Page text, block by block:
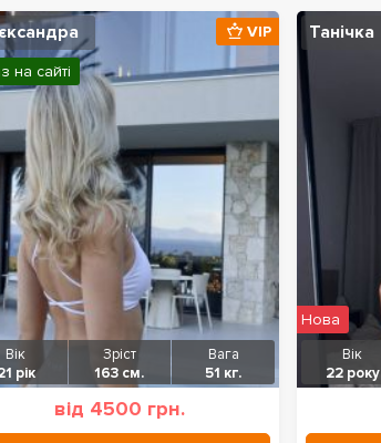
Вік
рік
Зріст
163 см.
Вага
51 кг.
від 4500 грн.
VIP
на сайті
Танічка
Вік
22 року
Нова